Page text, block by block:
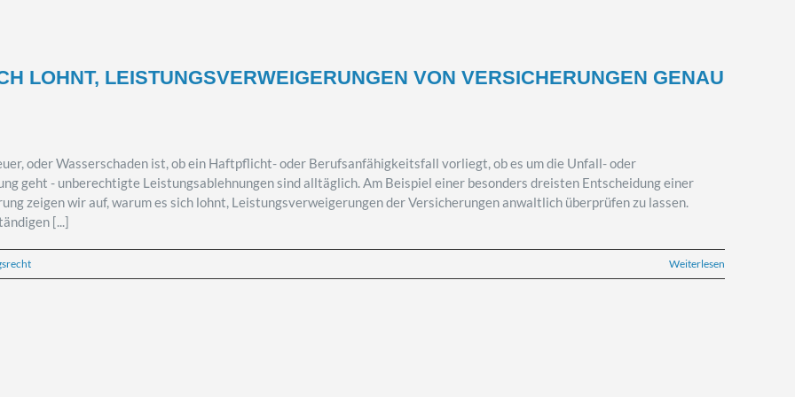
LOHNT, LEISTUNGSVERWEIGERUNGEN VON VERSICHERUNGEN GENAU
oder Wasserschaden ist, ob ein Haftpflicht- oder Berufsanfähigkeitsfall vorliegt, ob es um die Unfall- oder
geht - unberechtigte Leistungsablehnungen sind alltäglich. Am Beispiel einer besonders dreisten Entscheidung einer
zeigen wir auf, warum es sich lohnt, Leistungsverweigerungen der Versicherungen anwaltlich überprüfen zu lassen.
[...]
Weiterlesen